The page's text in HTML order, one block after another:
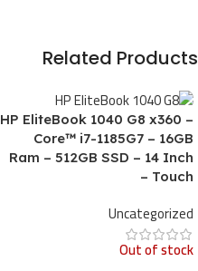
Related Products
HP EliteBook 1040 G8 x360 –
Core™ i7-1185G7 – 16GB
Ram – 512GB SSD – 14 Inch
– Touch
Uncategorized
Out of stock